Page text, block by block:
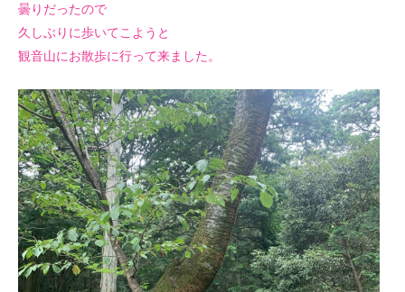
曇りだったので
久しぶりに歩いてこようと
観音山にお散歩に行って来ました。